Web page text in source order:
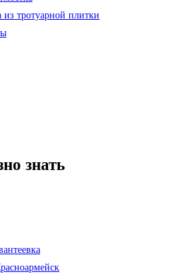
из тротуарной плитки
знать